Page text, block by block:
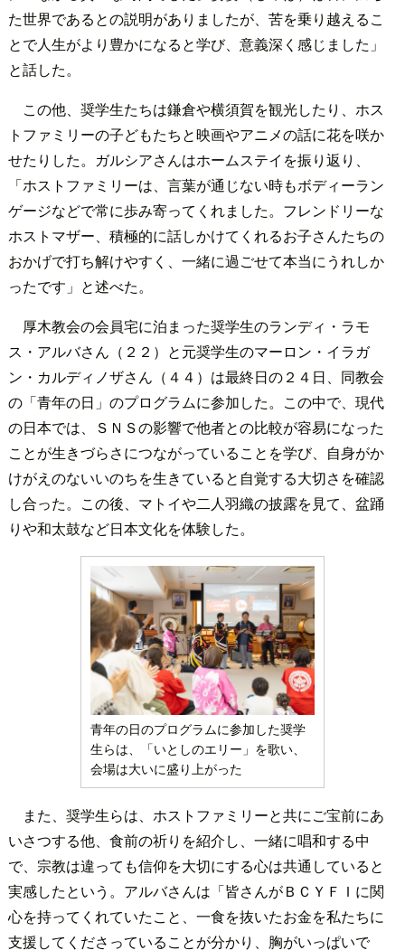
た世界であるとの説明がありましたが、苦を乗り越えるこ
とで人生がより豊かになると学び、意義深く感じました」
と話した。
この他、奨学生たちは鎌倉や横須賀を観光したり、ホス
トファミリーの子どもたちと映画やアニメの話に花を咲か
せたりした。ガルシアさんはホームステイを振り返り、
「ホストファミリーは、言葉が通じない時もボディーラン
ゲージなどで常に歩み寄ってくれました。フレンドリーな
ホストマザー、積極的に話しかけてくれるお子さんたちの
おかげで打ち解けやすく、一緒に過ごせて本当にうれしか
ったです」と述べた。
厚木教会の会員宅に泊まった奨学生のランディ・ラモ
ス・アルバさん（２２）と元奨学生のマーロン・イラガ
ン・カルディノザさん（４４）は最終日の２４日、同教会
の「青年の日」のプログラムに参加した。この中で、現代
の日本では、ＳＮＳの影響で他者との比較が容易になった
ことが生きづらさにつながっていることを学び、自身がか
けがえのないいのちを生きていると自覚する大切さを確認
し合った。この後、マトイや二人羽織の披露を見て、盆踊
りや和太鼓など日本文化を体験した。
青年の日のプログラムに参加した奨学
生らは、「いとしのエリー」を歌い、
会場は大いに盛り上がった
また、奨学生らは、ホストファミリーと共にご宝前にあ
いさつする他、食前の祈りを紹介し、一緒に唱和する中
で、宗教は違っても信仰を大切にする心は共通していると
実感したという。アルバさんは「皆さんがＢＣＹＦＩに関
心を持ってくれていたこと、一食を抜いたお金を私たちに
支援してくださっていることが分かり、胸がいっぱいで